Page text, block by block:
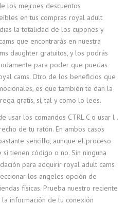
los mejroes descuentos
en tus compras royal adult
la totalidad de los cupones y
que encontrarás en nuestra
daughter gratuitos, y los podrás
para poder que puedas
cams. Otro de los beneficios que
es que también te dan la
gratis, sí, tal y como lo lees.
usar los comandos CTRL C o usar l .
de tu ratón. En ambos casos
sencillo, aunque el proceso
tienen código o no. Sin ninguna
para adquirir royal adult cams
los angeles opción de
físicas. Prueba nuestro reciente
información de tu conexión